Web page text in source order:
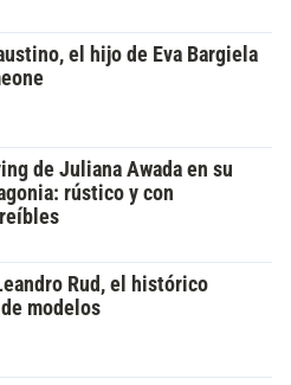
el hijo de Eva Bargiela
de Juliana Awada en su
rústico y con
Rud, el histórico
modelos